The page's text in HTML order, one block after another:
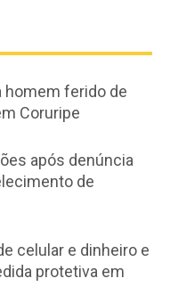
homem ferido de
Coruripe
após denúncia
de
celular e dinheiro e
protetiva em